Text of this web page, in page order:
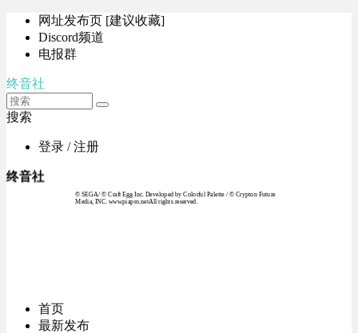
网址发布页 [建议收藏]
Discord频道
电报群
终音社
搜索
登录 / 注册
终音社
© SEGA / © Craft Egg Inc. Developed by Colorful Palette / © Crypton Future
Media, INC. www.piapro.netAll rights reserved.
首页
最新发布